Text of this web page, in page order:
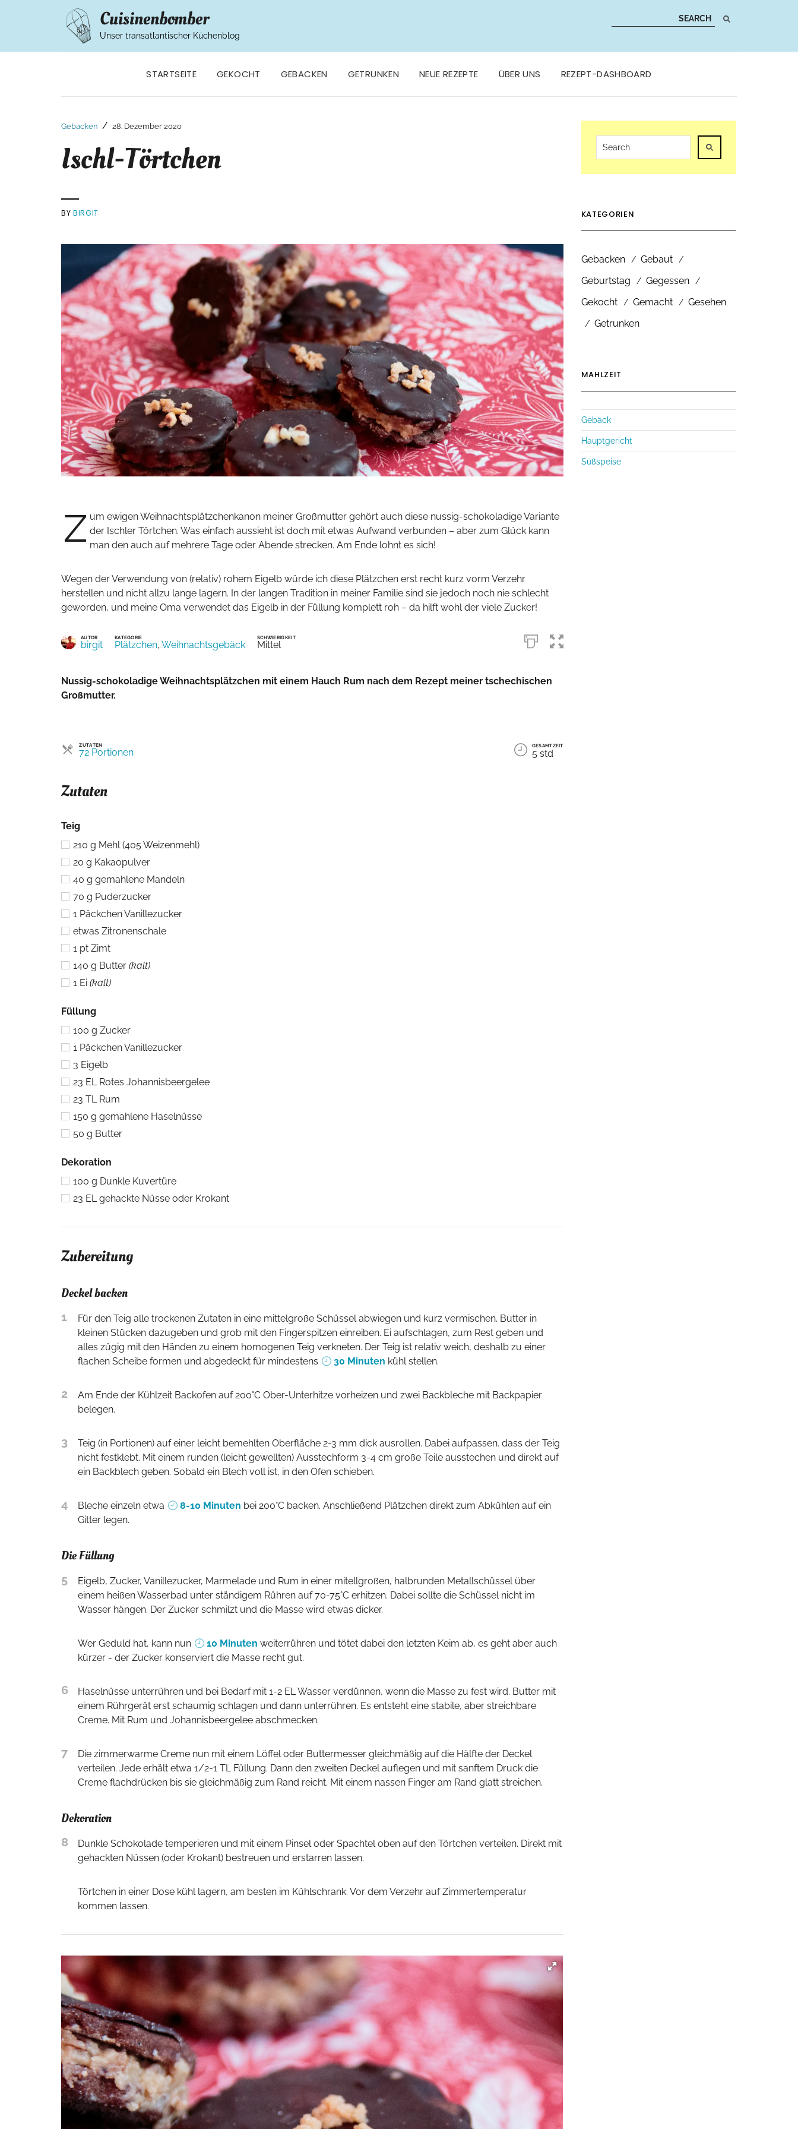
Cuisinenbomber
Unser transatlantischer Küchenblog
STARTSEITE GEKOCHT GEBACKEN GETRUNKEN NEUE REZEPTE ÜBER UNS REZEPT-DASHBOARD
Gebacken / 28. Dezember 2020
Ischl-Törtchen
BYBIRGIT
Z um ewigen Weihnachtsplätzchenkanon meiner Großmutter gehört auch diese nussig-schokoladige Variante
der Ischler Törtchen. Was einfach aussieht ist doch mit etwas Aufwand verbunden – aber zum Glück kann
man den auch auf mehrere Tage oder Abende strecken. Am Ende lohnt es sich!
Wegen der Verwendung von (relativ) rohem Eigelb würde ich diese Plätzchen erst recht kurz vorm Verzehr
herstellen und nicht allzu lange lagern. In der langen Tradition in meiner Familie sind sie jedoch noch nie schlecht
geworden, und meine Oma verwendet das Eigelb in der Füllung komplett roh – da hilft wohl der viele Zucker!
AUTOR
birgit
KATEGORIE
Plätzchen, Weihnachtsgebäck
SCHWIERIGKEIT
Mittel
Nussig-schokoladige Weihnachtsplätzchen mit einem Hauch Rum nach dem Rezept meiner tschechischen
Großmutter.
ZUTATEN
72 PortionenPortionen
GESAMTZEIT
5 std
Zutaten
Teig
210 g Mehl (405 Weizenmehl)
20 g Kakaopulver
40 g gemahlene Mandeln
70 g Puderzucker
1 Päckchen Vanillezucker
etwas Zitronenschale
1 pt Zimt
140 g Butter(kalt)
1 Ei(kalt)
Füllung
100 g Zucker
1 Päckchen Vanillezucker
3 Eigelb
23 EL Rotes Johannisbeergelee
23 TL Rum
150 g gemahlene Haselnüsse
50 g Butter
Dekoration
100 g Dunkle Kuvertüre
23 EL gehackte Nüsse oder Krokant
Zubereitung
Deckel backen
1
Für den Teig alle trockenen Zutaten in eine mittelgroße Schüssel abwiegen und kurz vermischen. Butter in
kleinen Stücken dazugeben und grob mit den Fingerspitzen einreiben. Ei aufschlagen, zum Rest geben und
alles zügig mit den Händen zu einem homogenen Teig verkneten. Der Teig ist relativ weich, deshalb zu einer
flachen Scheibe formen und abgedeckt für mindestens
30 Minuten kühl stellen.
2
Am Ende der Kühlzeit Backofen auf 200°C Ober-Unterhitze vorheizen und zwei Backbleche mit Backpapier
belegen.
3
Teig (in Portionen) auf einer leicht bemehlten Oberfläche 2-3 mm dick ausrollen. Dabei aufpassen. dass der Teig
nicht festklebt. Mit einem runden (leicht gewellten) Ausstechform 3-4 cm große Teile ausstechen und direkt auf
ein Backblech geben. Sobald ein Blech voll ist, in den Ofen schieben.
4 Bleche einzeln etwa 8-10 Minuten bei 200°C backen. Anschließend Plätzchen direkt zum Abkühlen auf ein
Gitter legen.
Die Füllung
5
Eigelb, Zucker, Vanillezucker, Marmelade und Rum in einer mitellgroßen, halbrunden Metallschüssel über
einem heißen Wasserbad unter ständigem Rühren auf 70-75°C erhitzen. Dabei sollte die Schüssel nicht im
Wasser hängen. Der Zucker schmilzt und die Masse wird etwas dicker.
Wer Geduld hat, kann nun 10 Minuten weiterrühren und tötet dabei den letzten Keim ab, es geht aber auch
kürzer - der Zucker konserviert die Masse recht gut.
6
Haselnüsse unterrühren und bei Bedarf mit 1-2 EL Wasser verdünnen, wenn die Masse zu fest wird. Butter mit
einem Rührgerät erst schaumig schlagen und dann unterrühren. Es entsteht eine stabile, aber streichbare
Creme. Mit Rum und Johannisbeergelee abschmecken.
7
Die zimmerwarme Creme nun mit einem Löffel oder Buttermesser gleichmäßig auf die Hälfte der Deckel
verteilen. Jede erhält etwa 1/2-1 TL Füllung. Dann den zweiten Deckel auflegen und mit sanftem Druck die
Creme flachdrücken bis sie gleichmäßig zum Rand reicht. Mit einem nassen Finger am Rand glatt streichen.
Dekoration
8
Dunkle Schokolade temperieren und mit einem Pinsel oder Spachtel oben auf den Törtchen verteilen. Direkt mit
gehackten Nüssen (oder Krokant) bestreuen und erstarren lassen.
Törtchen in einer Dose kühl lagern, am besten im Kühlschrank. Vor dem Verzehr auf Zimmertemperatur
kommen lassen.
KATEGORIEN
Gebacken
Gebaut
Geburtstag
Gegessen
Gekocht
Gemacht
Gesehen
Getrunken
MAHLZEIT
Gebäck
Hauptgericht
Süßspeise